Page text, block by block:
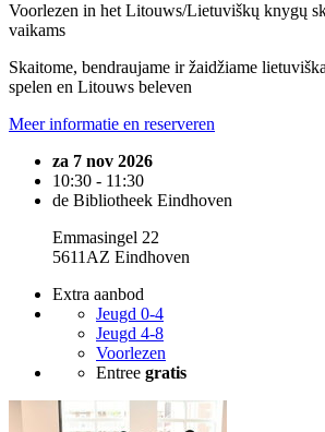
Voorlezen in het Litouws/Lietuviškų knygų
vaikams
Skaitome, bendraujame ir žaidžiame
spelen en Litouws beleven
Meer informatie en reserveren
za 7 nov 2026
10:30 - 11:30
de Bibliotheek Eindhoven
Emmasingel 22
5611AZ Eindhoven
Extra aanbod
Jeugd 0-4
Jeugd 4-8
Voorlezen
Entree gratis